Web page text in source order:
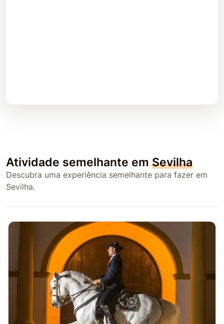
Atividade semelhante em Sevilha
Descubra uma experiência semelhante para fazer em
Sevilha.